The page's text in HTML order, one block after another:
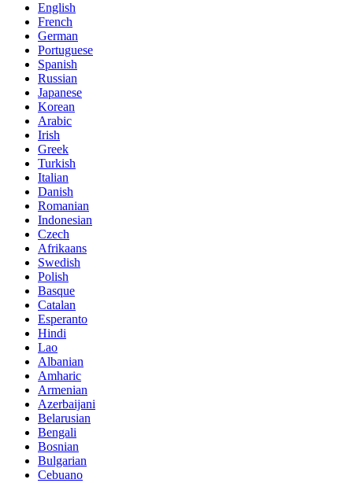
English
French
German
Portuguese
Spanish
Russian
Japanese
Korean
Arabic
Irish
Greek
Turkish
Italian
Danish
Romanian
Indonesian
Czech
Afrikaans
Swedish
Polish
Basque
Catalan
Esperanto
Hindi
Lao
Albanian
Amharic
Armenian
Azerbaijani
Belarusian
Bengali
Bosnian
Bulgarian
Cebuano